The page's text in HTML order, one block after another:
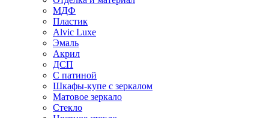
МДФ
Пластик
Alvic Luxe
Эмаль
Акрил
ДСП
С патиной
Шкафы-купе с зеркалом
Матовое зеркало
Стекло